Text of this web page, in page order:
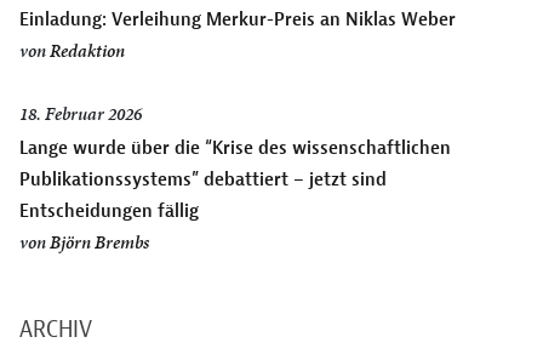
Einladung: Verleihung Merkur-Preis an Niklas Weber
vonRedaktion
18. Februar 2026
Lange wurde über die “Krise des wissenschaftlichen
Publikationssystems” debattiert – jetzt sind
Entscheidungen fällig
vonBjörn Brembs
ARCHIV